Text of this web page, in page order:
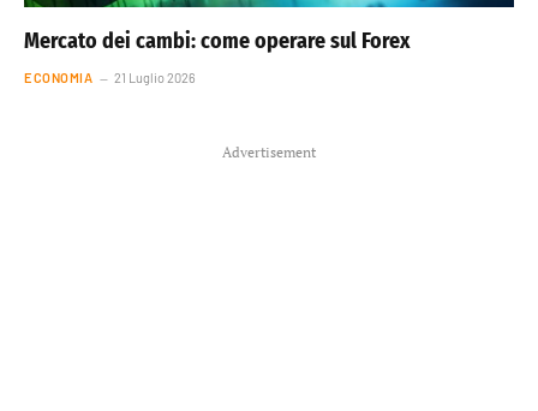
Mercato dei cambi: come operare sul Forex
ECONOMIA 21 Luglio 2026
Advertisement